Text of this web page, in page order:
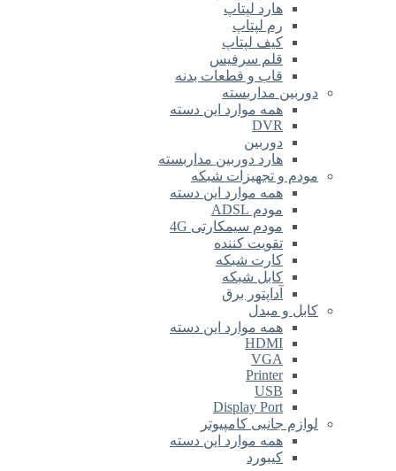
هارد لپتاپ
رم لپتاپ
کیف لپتاپ
قلم سرفیس
قاب و قطعات بدنه
دوربین مداربسته
همه موارد این دسته
DVR
دوربین
هارد دوربین مداربسته
مودم و تجهیزات شبکه
همه موارد این دسته
مودم ADSL
مودم سیمکارتی 4G
تقویت کننده
کارت شبکه
کابل شبکه
آداپتور برق
کابل و مبدل
همه موارد این دسته
HDMI
VGA
Printer
USB
Display Port
لوازم جانبی کامپیوتر
همه موارد این دسته
کیبورد